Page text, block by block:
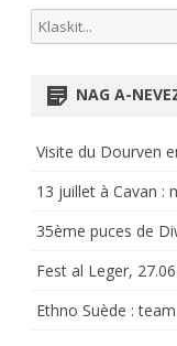
Search
for:
NAG A-
Visite du Dourven
13 juillet à Cavan :
35ème puces de
Fest al Leger,
Ethno Suède :